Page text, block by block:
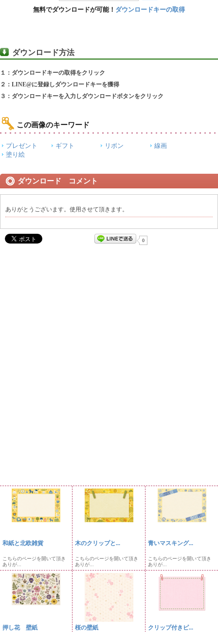
無料でダウンロードが可能！ ダウンロードキーの取得
ダウンロード方法
１：ダウンロードキーの取得をクリック
２：LINE@に登録しダウンロードキーを獲得
３：ダウンロードキーを入力しダウンロードボタンをクリック
この画像のキーワード
プレゼント ギフト リボン
線画
塗り絵
ダウンロード コメント
ありがとうございます。使用させて頂きます。
0
和紙と北欧雑貨
こちらのページを開いて頂き
ありが...
木のクリップと...
こちらのページを開いて頂き
ありが...
青いマスキング...
こちらのページを開いて頂き
ありが...
押し花 壁紙 桜の壁紙 クリップ付きピ...